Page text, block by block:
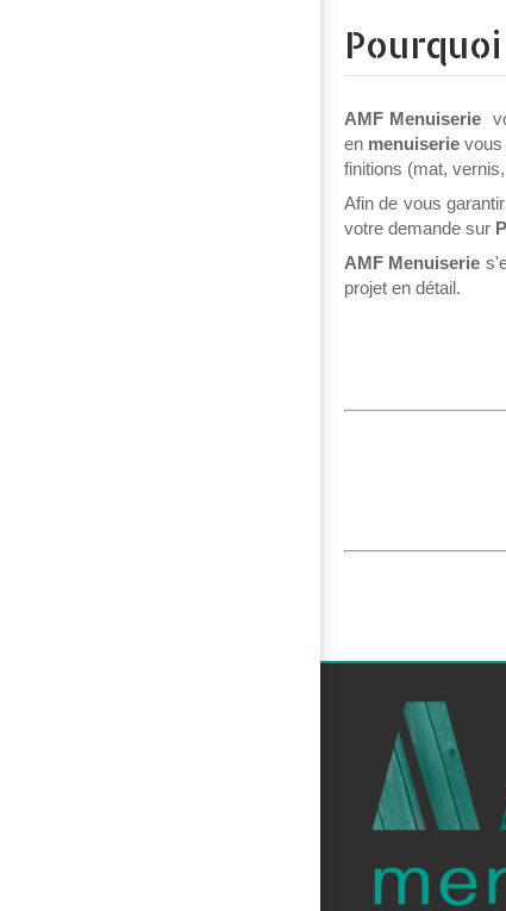
AMF Menuiserie
en menuiserievous
finitions (mat,
Afin de vous
votre demande sur
AMF Menuiserie
projet en détail.